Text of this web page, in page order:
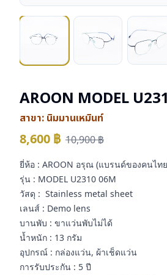
AROON MODEL
สาขา: นิมมานเหมินท์
8,600 ฿ 10,900฿
ยี่ห้อ : AROON อรุณ (แบรนด์ของคนไท
รุ่น : MODEL U2310 06M
วัสดุ : Stainless metal sheet
เลนส์ : Demo lens
บานพับ : ขาแว่นพับไม่ได้
น้ำหนัก : 13 กรัม
อุปกรณ์ : กล่องแว่น, ผ้าเช็ดแว่น
การรับประกัน : 5 ปี